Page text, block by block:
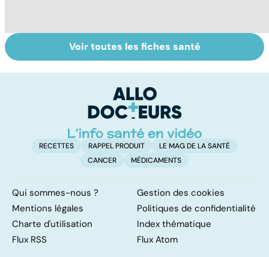
Faire du sport à
domicile, c'est
Don de gamètes :
le pour et le
levée de
l'anonymat
Voir toutes les fiches santé
RECETTES RAPPEL PRODUIT
LE MAG DE LA SANTÉ
CANCER
MÉDICAMENTS
Qui sommes-nous ?
Gestion des cookies
Mentions légales
Politiques de confidentialité
Charte d'utilisation
Index thématique
Flux RSS
Flux Atom